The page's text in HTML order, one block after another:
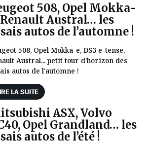
508, Opel Mokka-
Renault Austral… les
autos de l’automne !
508, Opel Mokka-e, DS3 e-tense,
Austral... petit tour d'horizon des
autos de l'automne !
LA SUITE
ASX, Volvo
Opel Grandland… les
autos de l’été !